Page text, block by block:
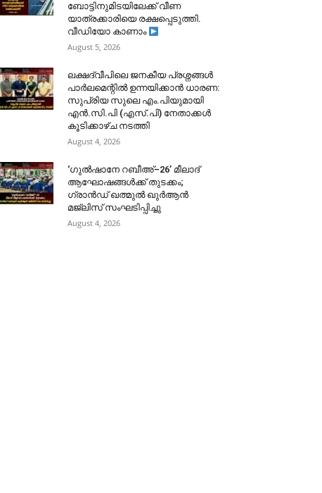
ബോട്ടിനുമിടയിലേക്ക് വീണ
യാത്രക്കാരിയെ രക്ഷപ്പെടുത്തി.
വീഡിയോ കാണാം
August 5, 2026
ലക്ഷദ്വീപിലെ ജനകീയ പ്രശ്നങ്ങൾ
പാർലമെന്റിൽ ഉന്നയിക്കാൻ ധാരണ:
സുപ്രിയ സുലെ എം.പിയുമായി
എൻ.സി.പി (എസ്.പി) നേതാക്കൾ
കൂടിക്കാഴ്ച നടത്തി
August 4, 2026
‘ഗുൽഷാനേ റബീഅ്–26’ മീലാദ്
ആഘോഷങ്ങൾക്ക് തുടക്കം;
ഗ്രാൻഡ് ഖത്മുൽ ഖുർആൻ
മജ്‌ലിസ് സംഘടിപ്പിച്ചു
August 4, 2026